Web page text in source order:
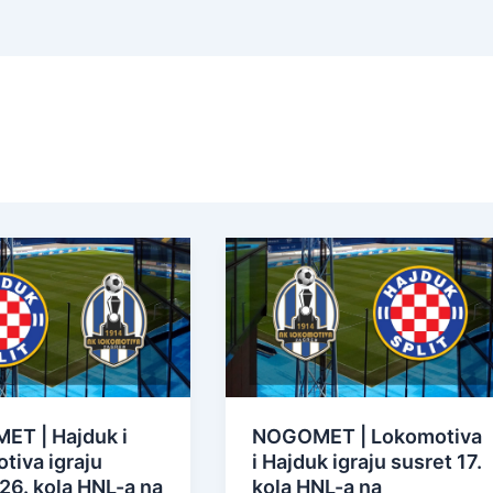
| Hajduk i
igraju
kola HNL-a na
NOGOMET | Lokomotiva
i Hajduk igraju susret 17.
kola HNL-a na